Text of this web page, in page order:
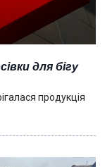
для бігу
продукція